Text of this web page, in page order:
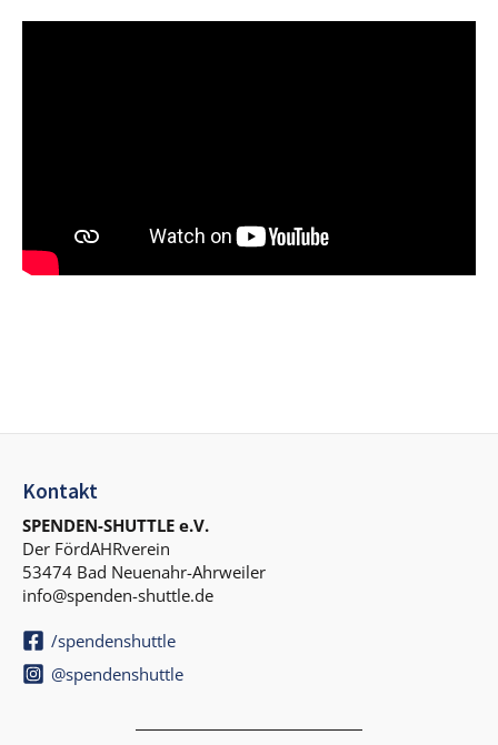
Kontakt
SPENDEN-SHUTTLE e.V.
Der FördAHRverein
53474 Bad Neuenahr-Ahrweiler
info@spenden-shuttle.de
/spendenshuttle
@spendenshuttle